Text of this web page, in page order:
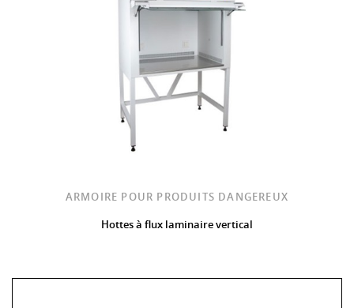
ARMOIRE POUR PRODUITS DANGEREUX
Hottes à flux laminaire vertical